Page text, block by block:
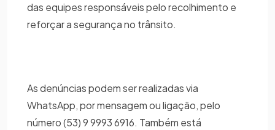
das equipes responsáveis pelo recolhimento e
reforçar a segurança no trânsito.
As denúncias podem ser realizadas via
WhatsApp, por mensagem ou ligação, pelo
número (53) 9 9993 6916. Também está